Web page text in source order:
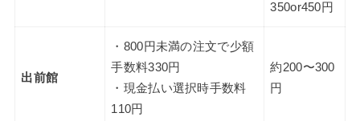
350or450円
出前館
・800円未満の注文で少額
手数料330円
・現金払い選択時手数料
110円
約200〜300
円